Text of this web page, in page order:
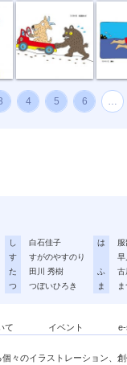
4 5 6 …
し
白石佳子
す
すがのやすのり
た
田川 秀樹
つ
つぼいひろき
は
早
ふ
古
ま
て イベント
個々のイラストレーション、